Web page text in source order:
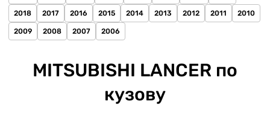
2018 2017 2016 2015 2014 2013 2012 2011 2010
2009 2008 2007 2006
MITSUBISHI LANCER по
кузову